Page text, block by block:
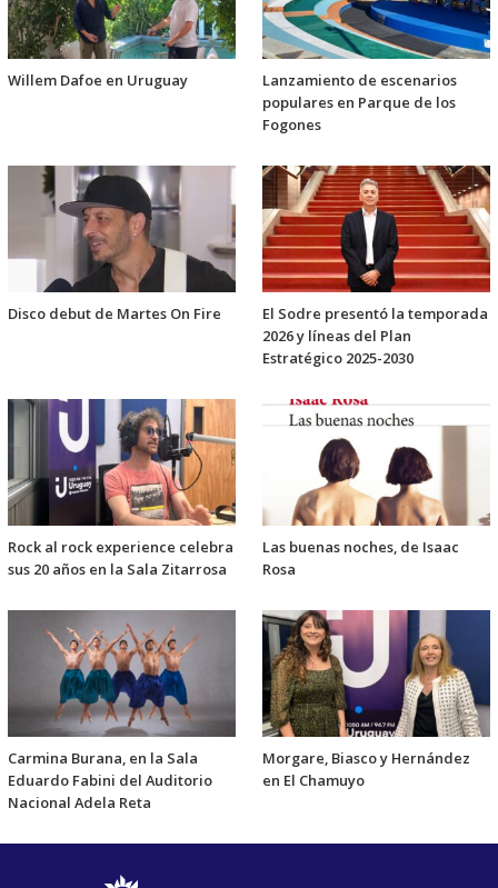
Willem Dafoe en Uruguay
Lanzamiento de escenarios
populares en Parque de los
Fogones
Disco debut de Martes On Fire
El Sodre presentó la temporada
2026 y líneas del Plan
Estratégico 2025-2030
Rock al rock experience celebra
sus 20 años en la Sala Zitarrosa
Las buenas noches, de Isaac
Rosa
Carmina Burana, en la Sala
Eduardo Fabini del Auditorio
Nacional Adela Reta
Morgare, Biasco y Hernández
en El Chamuyo